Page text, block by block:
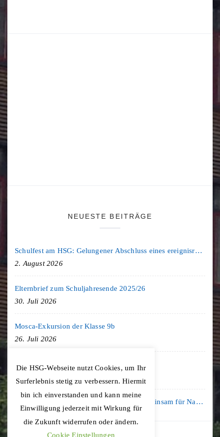
NEUESTE BEITRÄGE
Schulfest am HSG: Gelungener Abschluss eines ereignisreichen Schuljahres
2. August 2026
Elternbrief zum Schuljahresende 2025/26
30. Juli 2026
Mosca-Exkursion der Klasse 9b
26. Juli 2026
Freiburg-Exkursion des Geschichte LK
Kooperation mit der KLIMA ARENA: Gemeinsam für Nachhaltigkeit und Klimaschutz
16. Juli 2026
Die HSG-Webseite nutzt Cookies, um Ihr
Surferlebnis stetig zu verbessern. Hiermit
bin ich einverstanden und kann meine
Einwilligung jederzeit mit Wirkung für
die Zukunft widerrufen oder ändern.
Cookie Einstellungen